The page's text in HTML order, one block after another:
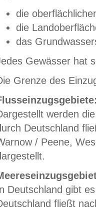
die
die
das
Gewässer hat
Grenze des
werden
Deutschland
/ Peene,
Deutschland gibt
fließt